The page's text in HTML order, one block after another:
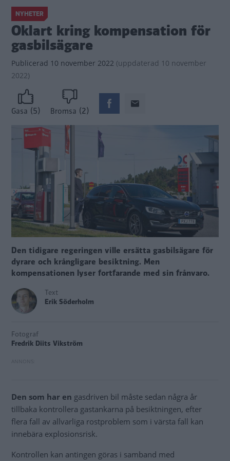
NYHETER
Oklart kring kompensation för
gasbilsägare
Publicerad 10 november 2022 (uppdaterad 10 november
2022)
Gasa (5) Bromsa (2)
Den tidigare regeringen ville ersätta gasbilsägare för
dyrare och krångligare besiktning. Men
kompensationen lyser fortfarande med sin frånvaro.
Text
Erik Söderholm
Fotograf
Fredrik Diits Vikström
Den som har en gasdriven bil måste sedan några år
tillbaka kontrollera gastankarna på besiktningen, efter
flera fall av allvarliga rostproblem som i värsta fall kan
innebära explosionsrisk.
Kontrollen kan antingen göras i samband med